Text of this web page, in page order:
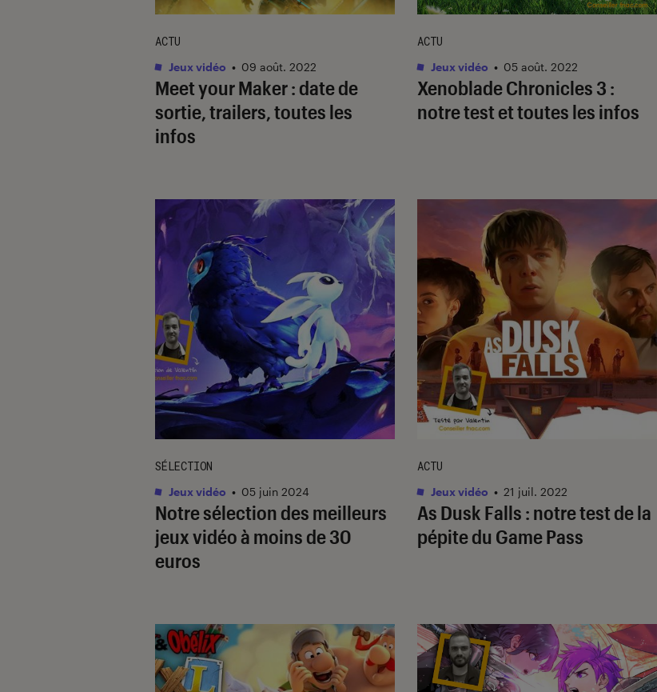
Meet your Maker : date de
sortie, trailers, toutes les
infos
ACTU
Jeux vidéo • 09 août. 2022
Xenoblade Chronicles 3 :
notre test et toutes les infos
ACTU
Jeux vidéo • 05 août. 2022
Notre sélection des meilleurs
jeux vidéo à moins de 30
euros
SÉLECTION
Jeux vidéo • 05 juin 2024
As Dusk Falls : notre test de la
pépite du Game Pass
ACTU
Jeux vidéo • 21 juil. 2022